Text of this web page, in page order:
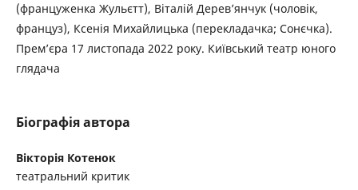
(француженка Жульєтт), Віталій Дерев’янчук (чоловік,
француз), Ксенія Михайлицька (перекладачка; Сонєчка).
Прем’єра 17 листопада 2022 року. Київський театр юного
глядача
Біографія автора
Вікторія Котенок
театральний критик